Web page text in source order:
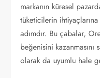
markanın küresel
tüketicilerin
adımdır. Bu çabalar,
beğenisini kazanmasını
olarak da uyumlu hale